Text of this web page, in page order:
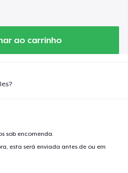
ao carrinho
sob encomenda.
esta será enviada antes de ou em